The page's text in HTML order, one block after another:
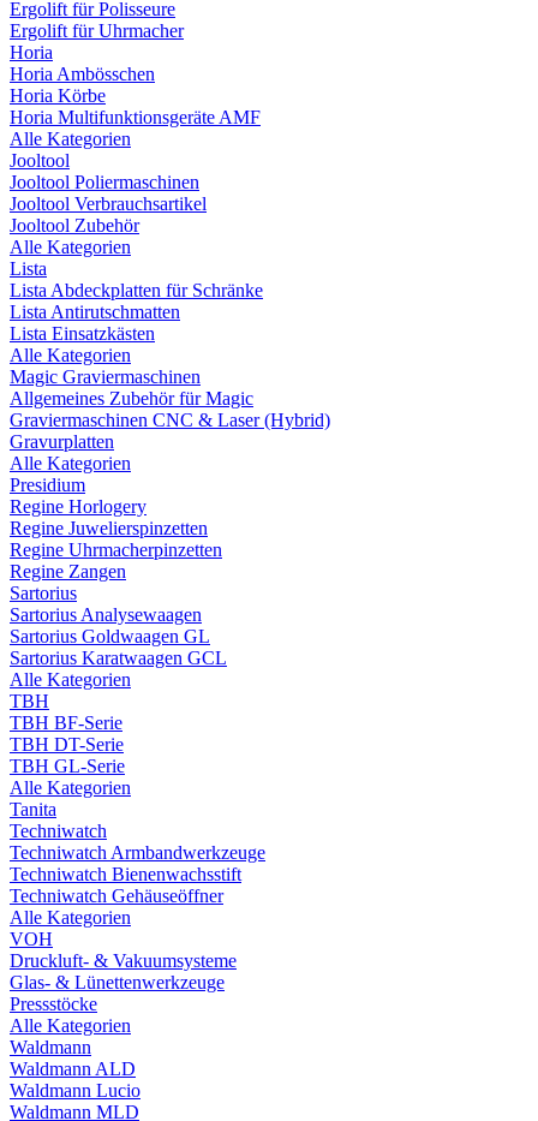
Ergolift für Polisseure
Ergolift für Uhrmacher
Horia
Horia Ambösschen
Horia Körbe
Horia Multifunktionsgeräte AMF
Alle Kategorien
Jooltool
Jooltool Poliermaschinen
Jooltool Verbrauchsartikel
Jooltool Zubehör
Alle Kategorien
Lista
Lista Abdeckplatten für Schränke
Lista Antirutschmatten
Lista Einsatzkästen
Alle Kategorien
Magic Graviermaschinen
Allgemeines Zubehör für Magic
Graviermaschinen CNC & Laser (Hybrid)
Gravurplatten
Alle Kategorien
Presidium
Regine Horlogery
Regine Juwelierspinzetten
Regine Uhrmacherpinzetten
Regine Zangen
Sartorius
Sartorius Analysewaagen
Sartorius Goldwaagen GL
Sartorius Karatwaagen GCL
Alle Kategorien
TBH
TBH BF-Serie
TBH DT-Serie
TBH GL-Serie
Alle Kategorien
Tanita
Techniwatch
Techniwatch Armbandwerkzeuge
Techniwatch Bienenwachsstift
Techniwatch Gehäuseöffner
Alle Kategorien
VOH
Druckluft- & Vakuumsysteme
Glas- & Lünettenwerkzeuge
Pressstöcke
Alle Kategorien
Waldmann
Waldmann ALD
Waldmann Lucio
Waldmann MLD